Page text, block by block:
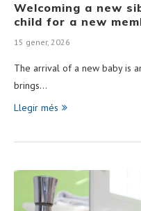
Welcoming a new
child for a new
15 gener, 2026
The arrival of a new baby is
brings…
Llegir més